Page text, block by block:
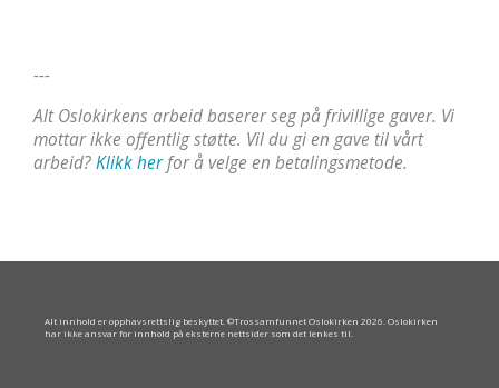
---
Alt Oslokirkens arbeid baserer seg på frivillige gaver. Vi
mottar ikke offentlig støtte. Vil du gi en gave til vårt
arbeid?Klikk herfor å velge en betalingsmetode.
Alt innhold er opphavsrettslig beskyttet. ©Trossamfunnet Oslokirken 2026. Oslokirken
har ikke ansvar for innhold på eksterne nettsider som det lenkes til.